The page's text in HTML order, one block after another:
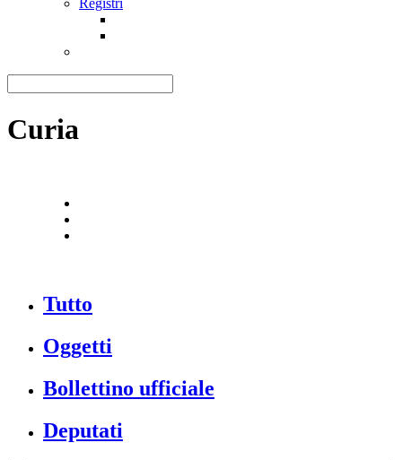
Registri
Curia
Tutto
Oggetti
Bollettino ufficiale
Deputati